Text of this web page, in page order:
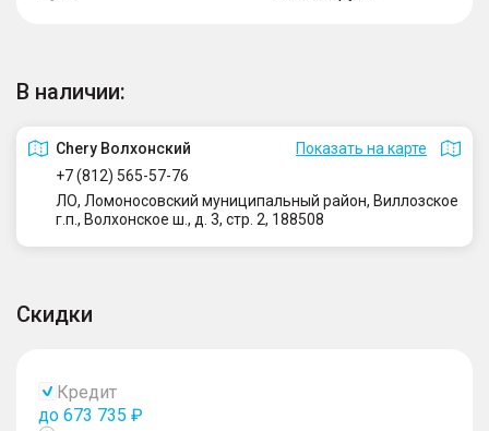
В наличии:
Сhery Волхонский
Показать на карте
+7 (812) 565-57-76
ЛО, Ломоносовский муниципальный район, Виллозское
г.п., Волхонское ш., д. 3, стр. 2, 188508
Скидки
Кредит
до 673 735 ₽